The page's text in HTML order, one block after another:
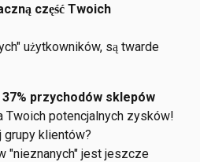
część Twoich
użytkowników, są twarde
przychodów sklepów
Twoich potencjalnych zysków!
grupy klientów?
"nieznanych" jest jeszcze